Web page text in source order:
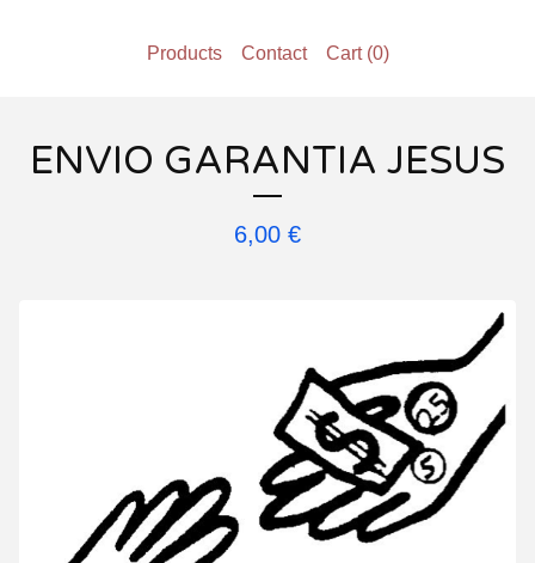
Products Contact Cart (0)
ENVIO GARANTIA JESUS
6,00 €